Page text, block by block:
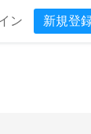
ン 新規登